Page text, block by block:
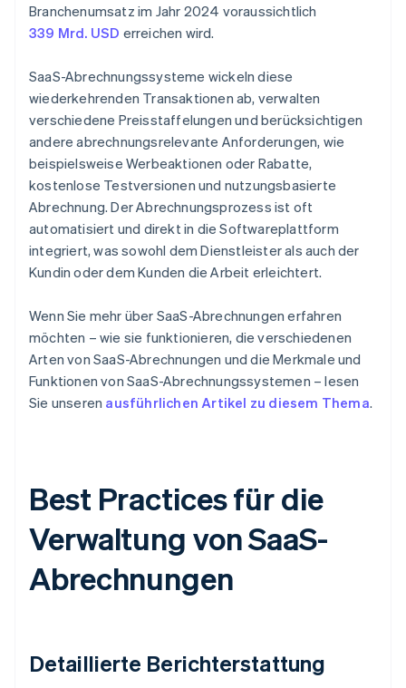
Branchenumsatz im Jahr 2024 voraussichtlich
339 Mrd. USD erreichen wird.
SaaS-Abrechnungssysteme wickeln diese
wiederkehrenden Transaktionen ab, verwalten
verschiedene Preisstaffelungen und berücksichtigen
andere abrechnungsrelevante Anforderungen, wie
beispielsweise Werbeaktionen oder Rabatte,
kostenlose Testversionen und nutzungsbasierte
Abrechnung. Der Abrechnungsprozess ist oft
automatisiert und direkt in die Softwareplattform
integriert, was sowohl dem Dienstleister als auch der
Kundin oder dem Kunden die Arbeit erleichtert.
Wenn Sie mehr über SaaS-Abrechnungen erfahren
möchten – wie sie funktionieren, die verschiedenen
Arten von SaaS-Abrechnungen und die Merkmale und
Funktionen von SaaS-Abrechnungssystemen – lesen
Sie unseren ausführlichen Artikel zu diesem Thema.
Best Practices für die
Verwaltung von SaaS-
Abrechnungen
Detaillierte Berichterstattung